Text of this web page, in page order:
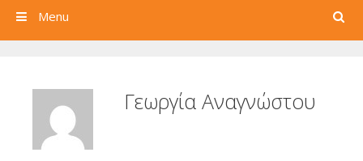
Search
Menu
Γεωργία Αναγνώστου